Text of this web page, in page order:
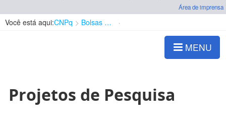
Área de imprensa
Você está aqui:CNPq Bolsas e Auxílios Vigentes
MENU
Projetos de Pesquisa